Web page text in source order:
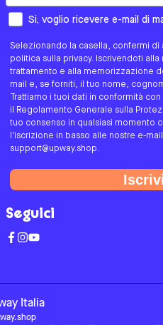
Come preferisci essere
Si, voglio ricevere e-mail di
Selezionando la casella, confermi di
politica sulla privacy. Iscrivendoti alla
trattamento e alla memorizzazione
mail e, se forniti, il tuo nome,
Trattiamo i tuoi dati in conformità
il Regolamento Generale sulla
tuo consenso in qualsiasi momento
l'iscrizione in basso alle nostre e-
support@upway.shop.
Seguici
Italia